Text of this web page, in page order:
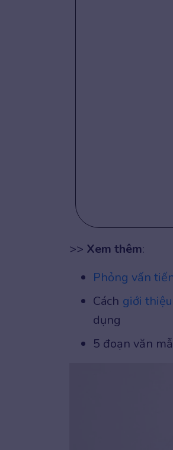
>> Xem thêm:
Phỏng vấn
Cách giới
dụng
5 đoạn văn